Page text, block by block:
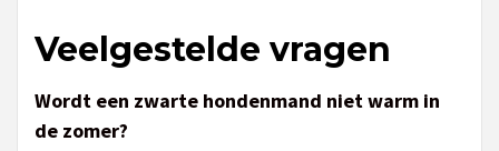
Veelgestelde vragen
Wordt een zwarte hondenmand niet warm in
de zomer?